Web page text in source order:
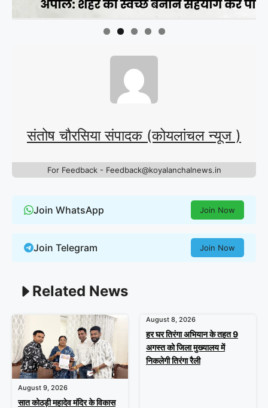
संतोष चौरसिया संपादक (कोयलांचल न्यूज )
For Feedback - Feedback@koyalanchalnews.in
Join WhatsApp Join Now
Join Telegram Join Now
Related News
August 9, 2026
सात कोठड़ी महादेव मंदिर के विकास
August 8, 2026
हर घर तिरंगा अभियान के तहत 9
अगस्त को जिला मुख्यालय में
निकलेगी तिरंगा रैली